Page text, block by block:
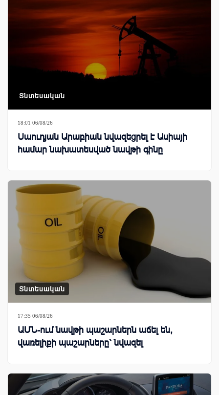
Տնտեսական
18:01 06/08/26
Սաուդյան Արաբիան նվազեցրել է Ասիայի
համար նախատեսված նավթի գինը
Տնտեսական
17:35 06/08/26
ԱՄՆ-ում նավթի պաշարներն աճել են,
վառելիքի պաշարները՝ նվազել